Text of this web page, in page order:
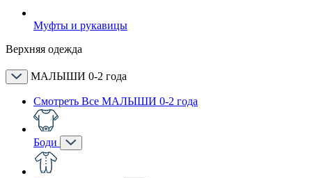
Муфты и рукавицы
Верхняя одежда
МАЛЫШИ 0-2 года
Смотреть Все МАЛЫШИ 0-2 года
Боди